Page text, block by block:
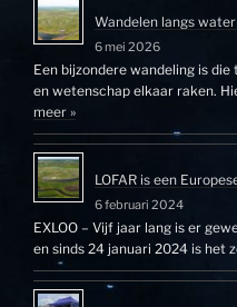
Wandelen langs
6 mei 2026
Een bijzondere wandeling is
en wetenschap elkaar raken.
meer »
LOFAR is een
6 februari 2024
EXLOO – Vijf jaar lang is er
en sinds 24 januari 2024 is het